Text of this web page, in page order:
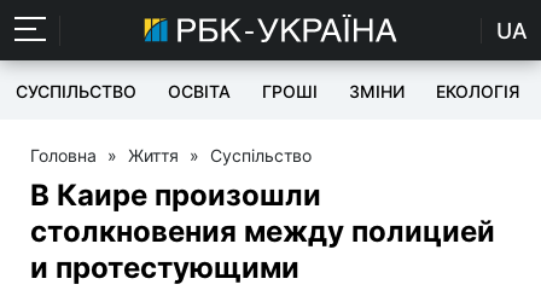
UA
СУСПІЛЬСТВО ОСВІТА ГРОШІ ЗМІНИ ЕКОЛОГІЯ
Головна » Життя » Суспільство
В Каире произошли
столкновения между полицией
и протестующими